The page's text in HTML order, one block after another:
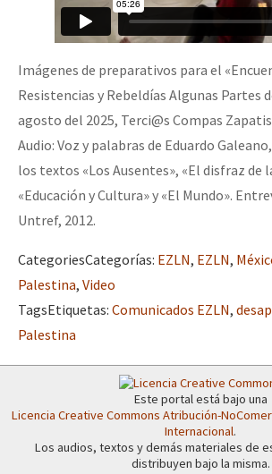
Imágenes de preparativos para el
Resistencias y Rebeldías Algunas Partes
agosto del 2025, Terci@s Compas
Audio: Voz y palabras de Eduardo
los textos «Los Ausentes», «El disfraz de
«Educación y Cultura» y «El Mundo».
Untref, 2012.
CategoriesCategorías: EZLN, EZLN,
Palestina, Video
TagsEtiquetas: Comunicados EZLN,
Palestina
Este portal está bajo una
Licencia Creative Commons Atribución-
Internacional.
Los audios, textos y demás materiales de
distribuyen bajo la misma.